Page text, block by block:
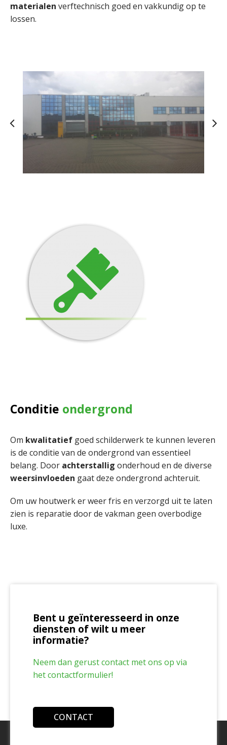
materialen verftechnisch goed en vakkundig op te
lossen.
Conditie ondergrond
Om kwalitatief goed schilderwerk te kunnen leveren
is de conditie van de ondergrond van essentieel
belang. Door achterstallig onderhoud en de diverse
weersinvloeden gaat deze ondergrond achteruit.
Om uw houtwerk er weer fris en verzorgd uit te laten
zien is reparatie door de vakman geen overbodige
luxe.
Bent u geïnteresseerd in onze
diensten of wilt u meer
informatie?
Neem dan gerust contact met ons op via
het contactformulier!
CONTACT